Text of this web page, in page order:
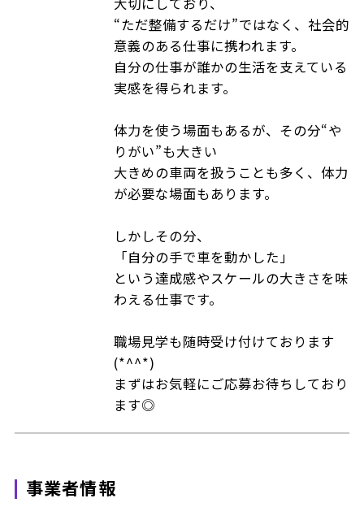
“ただ整備するだけ”ではなく、社会的
意義のある仕事に携われます。
自分の仕事が誰かの生活を支えている
実感を得られます。
体力を使う場面もあるが、その分“や
りがい”も大きい
大きめの車両を扱うことも多く、体力
が必要な場面もあります。
しかしその分、
「自分の手で車を動かした」
という達成感やスケールの大きさを味
わえる仕事です。
職場見学も随時受け付けております
(*^^*)
まずはお気軽にご応募お待ちしており
ます◎
事業者情報